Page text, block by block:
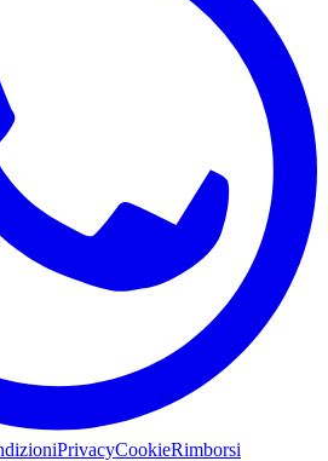
PrivacyCookieRimborsi